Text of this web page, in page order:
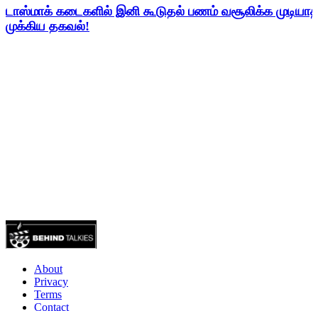
டாஸ்மாக் கடைகளில் இனி கூடுதல் பணம் வசூலிக்க
முக்கிய தகவல்!
About
Privacy
Terms
Contact